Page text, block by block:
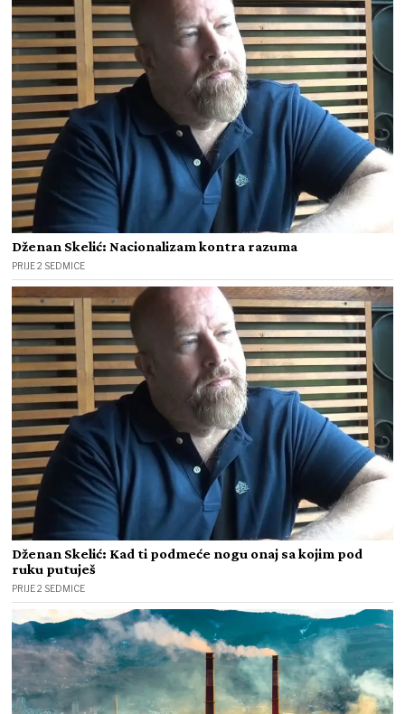
Dženan Skelić: Nacionalizam kontra razuma
PRIJE 2 SEDMICE
Dženan Skelić: Kad ti podmeće nogu onaj sa kojim pod
ruku putuješ
PRIJE 2 SEDMICE